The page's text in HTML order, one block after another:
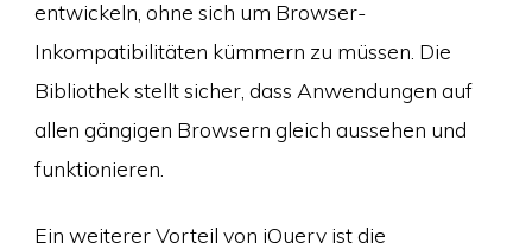
entwickeln, ohne sich um Browser-
Inkompatibilitäten kümmern zu müssen. Die
Bibliothek stellt sicher, dass Anwendungen auf
allen gängigen Browsern gleich aussehen und
funktionieren.
Ein weiterer Vorteil von jQuery ist die